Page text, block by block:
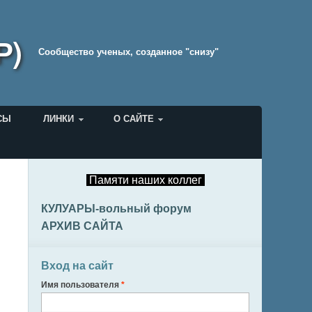
Cообщество ученых, созданное "снизу"
ЛИНКИ О САЙТЕ
Памяти наших коллег
КУЛУАРЫ-вольный форум
АРХИВ САЙТА
Вход на сайт
Имя пользователя *